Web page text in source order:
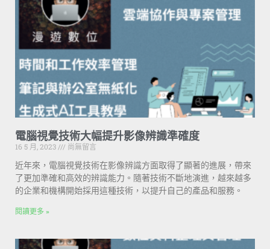
電腦視覺技術大幅提升影像辨識準確度
16 5 月, 2023
尚無留言
近年來，電腦視覺技術在影像辨識方面取得了顯著的進展，帶來
了更加準確和高效的辨識能力。隨著技術不斷地演進，越來越多
的企業和機構開始採用這種技術，以提升自己的產品和服務。
閱讀更多 »